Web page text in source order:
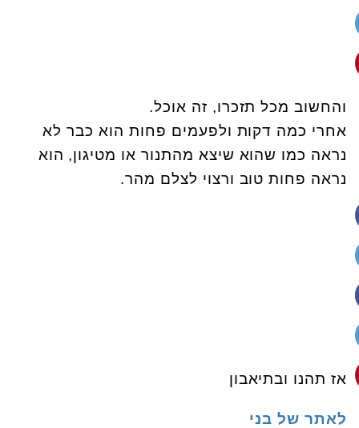
והחשוב מכל תזכרו, זה אוכל.
אחרי כמה דקות ולפעמים פחות הוא כבר לא
נראה כמו שהוא שיצא מהתנור או מטיגון, הוא
נראה פחות טוב ורצוי לצלם מהר.
אז תהנו ובתיאבון
לאתר של בני